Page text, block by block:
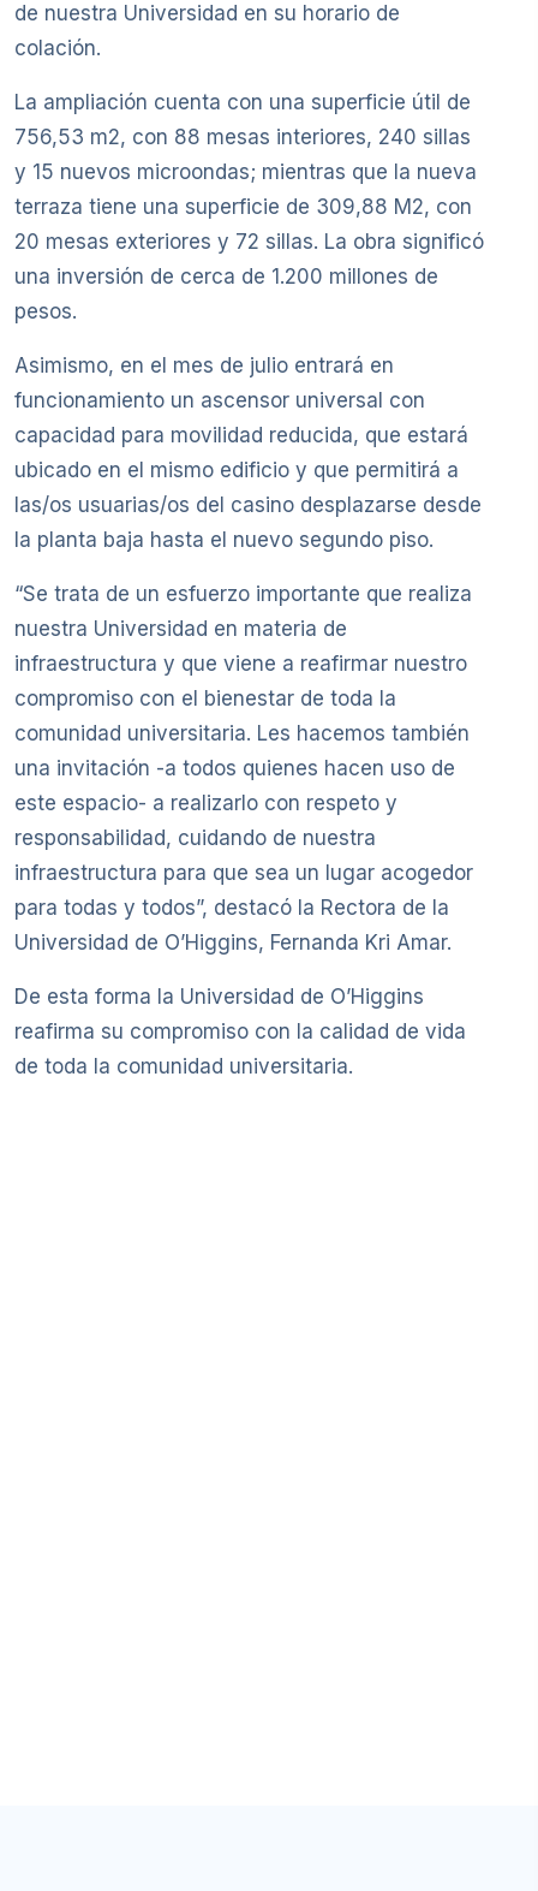
de nuestra Universidad en su horario de
colación.
La ampliación cuenta con una superficie útil de
756,53 m2, con 88 mesas interiores, 240 sillas
y 15 nuevos microondas; mientras que la nueva
terraza tiene una superficie de 309,88 M2, con
20 mesas exteriores y 72 sillas. La obra significó
una inversión de cerca de 1.200 millones de
pesos.
Asimismo, en el mes de julio entrará en
funcionamiento un ascensor universal con
capacidad para movilidad reducida, que estará
ubicado en el mismo edificio y que permitirá a
las/os usuarias/os del casino desplazarse desde
la planta baja hasta el nuevo segundo piso.
“Se trata de un esfuerzo importante que realiza
nuestra Universidad en materia de
infraestructura y que viene a reafirmar nuestro
compromiso con el bienestar de toda la
comunidad universitaria. Les hacemos también
una invitación -a todos quienes hacen uso de
este espacio- a realizarlo con respeto y
responsabilidad, cuidando de nuestra
infraestructura para que sea un lugar acogedor
para todas y todos”, destacó la Rectora de la
Universidad de O’Higgins, Fernanda Kri Amar.
De esta forma la Universidad de O’Higgins
reafirma su compromiso con la calidad de vida
de toda la comunidad universitaria.